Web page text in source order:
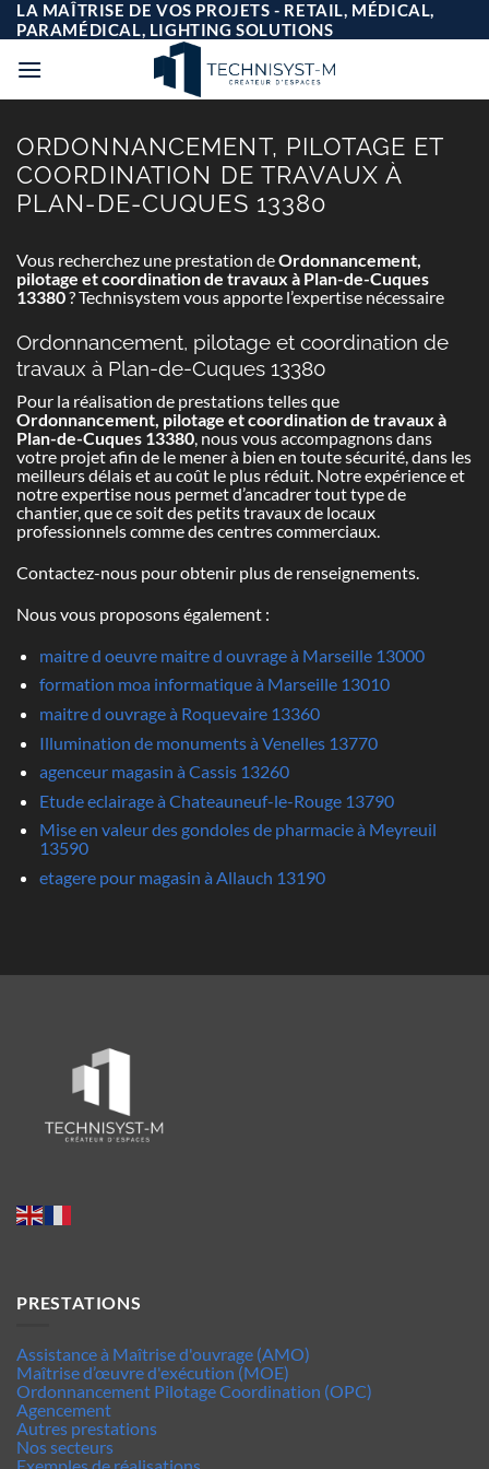
Passer
au
contenu
LA MAÎTRISE DE VOS PROJETS - RETAIL, MÉDICAL,
PARAMÉDICAL, LIGHTING SOLUTIONS
ORDONNANCEMENT, PILOTAGE ET
COORDINATION DE TRAVAUX À
PLAN-DE-CUQUES 13380
Vous recherchez une prestation deOrdonnancement,
pilotage et coordination de travaux à Plan-de-Cuques
13380? Technisystem vous apporte l’expertise nécessaire
Ordonnancement, pilotage et coordination de
travaux à Plan-de-Cuques 13380
Pour la réalisation de prestations telles que
Ordonnancement, pilotage et coordination de travaux à
Plan-de-Cuques 13380, nous vous accompagnons dans
votre projet afin de le mener à bien en toute sécurité, dans les
meilleurs délais et au coût le plus réduit. Notre expérience et
notre expertise nous permet d’ancadrer tout type de
chantier, que ce soit des petits travaux de locaux
professionnels comme des centres commerciaux.
Contactez-nous pour obtenir plus de renseignements.
Nous vous proposons également :
maitre d oeuvre maitre d ouvrage à Marseille 13000
formation moa informatique à Marseille 13010
maitre d ouvrage à Roquevaire 13360
Illumination de monuments à Venelles 13770
agenceur magasin à Cassis 13260
Etude eclairage à Chateauneuf-le-Rouge 13790
Mise en valeur des gondoles de pharmacie à Meyreuil
13590
etagere pour magasin à Allauch 13190
PRESTATIONS
Assistance à Maîtrise d'ouvrage (AMO)
Maîtrise d’œuvre d'exécution (MOE)
Ordonnancement Pilotage Coordination (OPC)
Agencement
Autres prestations
Nos secteurs